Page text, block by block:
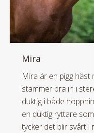
Mira
Mira är en pigg häst
stämmer bra in i
duktig i både
en duktig ryttare
tycker det blir svårt i